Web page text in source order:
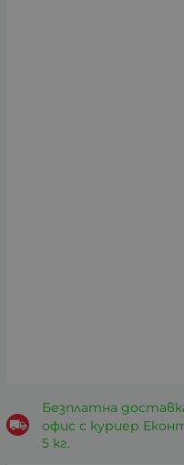
Безплатна
офис с куриер
5 кг.